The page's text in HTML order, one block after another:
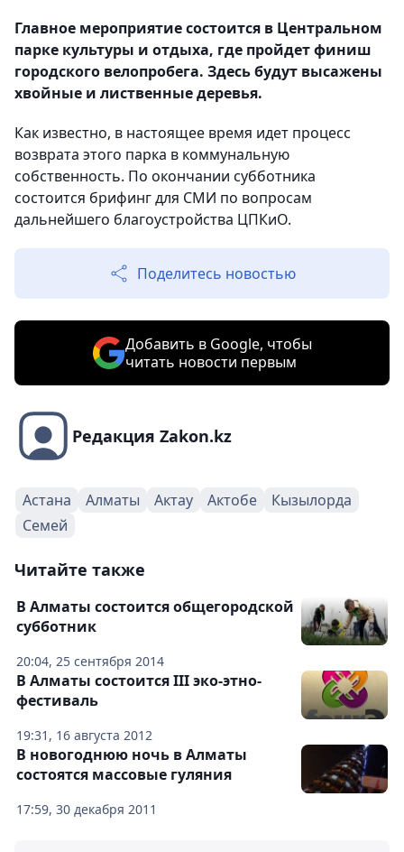
Главное мероприятие состоится в Центральном
парке культуры и отдыха, где пройдет финиш
городского велопробега. Здесь будут высажены
хвойные и лиственные деревья.
Как известно, в настоящее время идет процесс
возврата этого парка в коммунальную
собственность. По окончании субботника
состоится брифинг для СМИ по вопросам
дальнейшего благоустройства ЦПКиО.
Поделитесь новостью
Добавить в Google, чтобы
читать новости первым
Редакция Zakon.kz
Астана Алматы Актау Актобе
Кызылорда
Семей
Читайте также
20:04, 25 сентября 2014
В Алматы состоится общегородской
субботник
19:31, 16 августа 2012
В Алматы состоится III эко-этно-
фестиваль
17:59, 30 декабря 2011
В новогоднюю ночь в Алматы
состоятся массовые гуляния